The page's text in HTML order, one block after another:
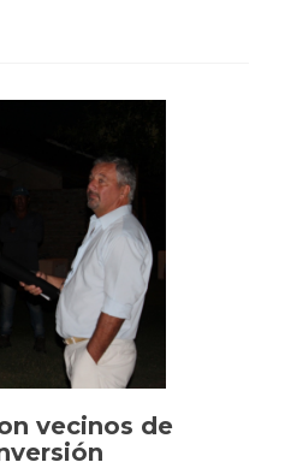
en
vecinos de